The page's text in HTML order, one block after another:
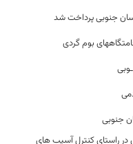
بوم گردی
جنوبی
در راستای کنترل آسیب های